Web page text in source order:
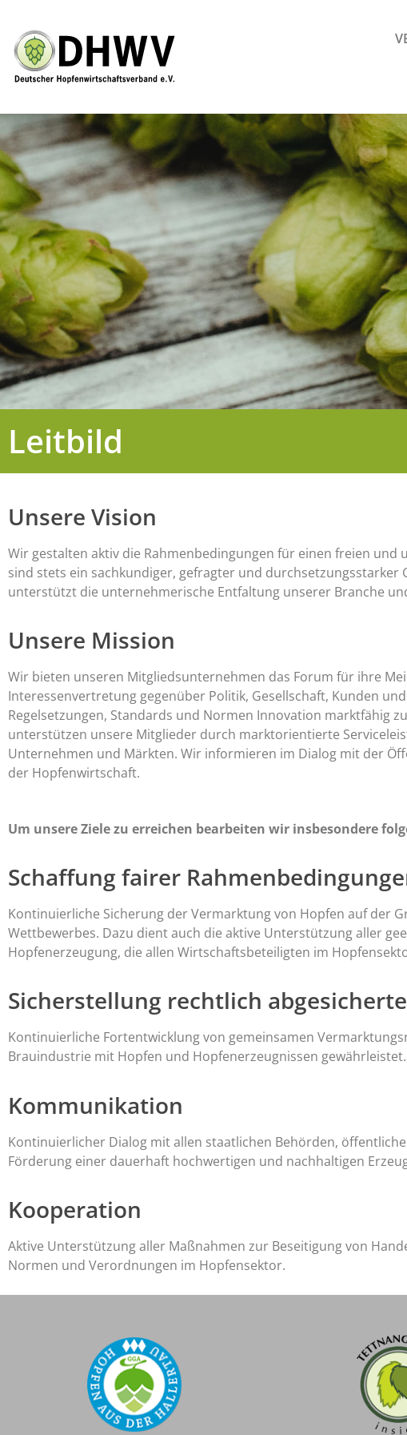
Leitbild
Unsere Vision
Wir gestalten aktiv die Rahmenbedingungen für einen freien
sind stets ein sachkundiger, gefragter und
unterstützt die unternehmerische Entfaltung unserer Branche
Unsere Mission
Wir bieten unseren Mitgliedsunternehmen das Forum für ihre
Interessenvertretung gegenüber Politik, Gesellschaft, Kunden
Regelsetzungen, Standards und Normen Innovation marktfähig
unterstützen unsere Mitglieder durch marktorientierte
Unternehmen und Märkten. Wir informieren im Dialog mit der
der Hopfenwirtschaft.
Um unsere Ziele zu erreichen bearbeiten wir insbesondere
Schaffung fairer
Kontinuierliche Sicherung der Vermarktung von Hopfen auf der
Wettbewerbes. Dazu dient auch die aktive Unterstützung aller
Hopfenerzeugung, die allen Wirtschaftsbeteiligten im
Sicherstellung rechtlich
Kontinuierliche Fortentwicklung von gemeinsamen
Brauindustrie mit Hopfen und Hopfenerzeugnissen gewährleistet.
Kommunikation
Kontinuierlicher Dialog mit allen staatlichen Behörden,
Förderung einer dauerhaft hochwertigen und nachhaltigen
Kooperation
Aktive Unterstützung aller Maßnahmen zur Beseitigung von
Normen und Verordnungen im Hopfensektor.